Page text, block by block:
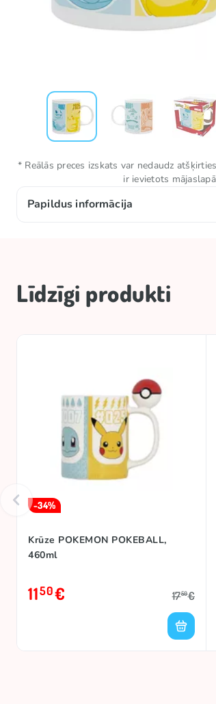
Papildus informācija
* Reālās preces izskats var nedaudz
ir ievietots mājaslapā
Līdzīgi produkti
-34%
Krūze POKEMON POKEBALL,
460ml
1150€ 1750€